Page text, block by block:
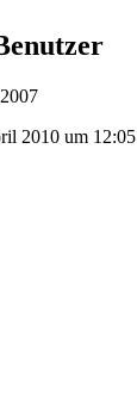
2010 um 12:05